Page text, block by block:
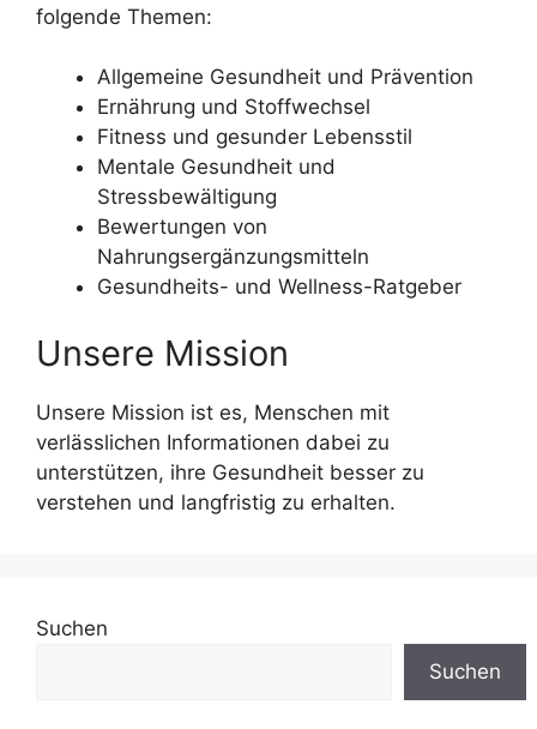
folgende Themen:
Allgemeine Gesundheit und Prävention
Ernährung und Stoffwechsel
Fitness und gesunder Lebensstil
Mentale Gesundheit und
Stressbewältigung
Bewertungen von
Nahrungsergänzungsmitteln
Gesundheits- und Wellness-Ratgeber
Unsere Mission
Unsere Mission ist es, Menschen mit
verlässlichen Informationen dabei zu
unterstützen, ihre Gesundheit besser zu
verstehen und langfristig zu erhalten.
Suchen
Suchen